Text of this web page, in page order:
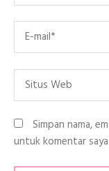
Email
Situs
Web
Simpan nama,
untuk komentar